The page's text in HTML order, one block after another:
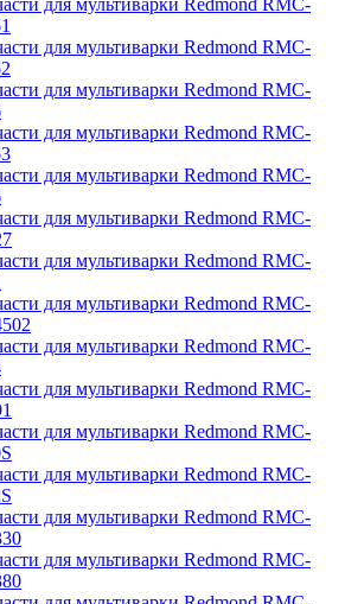
для мультиварки Redmond RMC-
для мультиварки Redmond RMC-
для мультиварки Redmond RMC-
для мультиварки Redmond RMC-
для мультиварки Redmond RMC-
для мультиварки Redmond RMC-
для мультиварки Redmond RMC-
для мультиварки Redmond RMC-
для мультиварки Redmond RMC-
для мультиварки Redmond RMC-
для мультиварки Redmond RMC-
для мультиварки Redmond RMC-
для мультиварки Redmond RMC-
для мультиварки Redmond RMC-